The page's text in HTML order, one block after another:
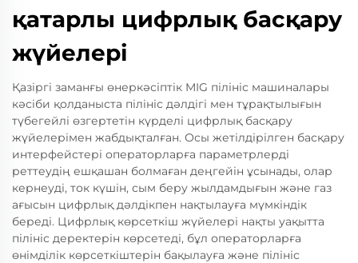
қатарлы цифрлық басқару
жүйелері
Қазіргі заманғы өнеркәсіптік MIG пілініс машиналары
кәсіби қолданыста пілініс дәлдігі мен тұрақтылығын
түбегейлі өзгертетін күрделі цифрлық басқару
жүйелерімен жабдықталған. Осы жетілдірілген басқару
интерфейстері операторларға параметрлерді
реттеудің ешқашан болмаған деңгейін ұсынады, олар
кернеуді, ток күшін, сым беру жылдамдығын және газ
ағысын цифрлық дәлдікпен нақтылауға мүмкіндік
береді. Цифрлық көрсеткіш жүйелері нақты уақытта
пілініс деректерін көрсетеді, бұл операторларға
өнімділік көрсеткіштерін бақылауға және пілініс